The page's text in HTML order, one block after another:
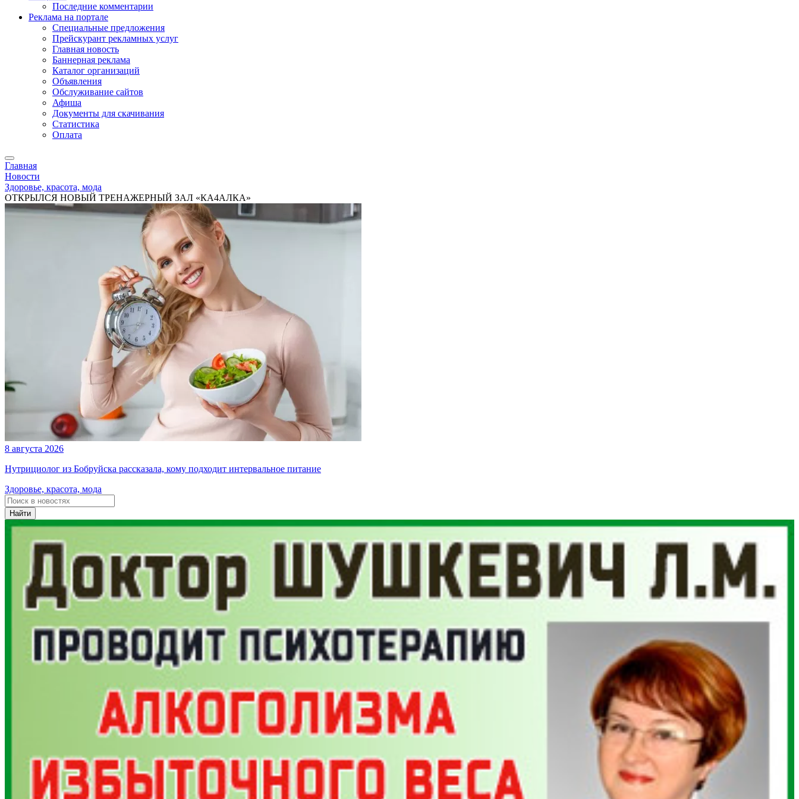
Последние комментарии
Реклама на портале
Специальные предложения
Прейскурант рекламных услуг
Главная новость
Баннерная реклама
Каталог организаций
Объявления
Обслуживание сайтов
Афиша
Документы для скачивания
Статистика
Оплата
Главная
Новости
Здоровье, красота, мода
ОТКРЫЛСЯ НОВЫЙ ТРЕНАЖЕРНЫЙ ЗАЛ «КА4АЛКА»
8 августа 2026
Нутрициолог из Бобруйска рассказала, кому подходит интервальное питание
Здоровье, красота, мода
Найти